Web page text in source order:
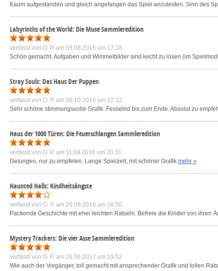
Kaum aufgestanden und gleich angefangen das Spiel anzutesten. Sinn des
Labyrinths of the World: Die Muse Sammleredition
verfasst von O. P. am 05.08.2016 um 17:18
Schön gemacht. Aufgaben und Wimmelbilder sind leicht zu lösen (im
Stray Souls: Das Haus Der Puppen
verfasst von O. P. am 06.10.2016 um 12:12
Sehr schöne stimmungsvolle Grafik. Fesselnd bis zum Ende. Absolut zu
Haus der 1000 Türen: Die Feuerschlangen Sammleredition
verfasst von O. P. am 11.09.2016 um 20:31
Gelungen, nur zu empfelen. Lange Spielzeit, mit schöner Grafik mehr »
Haunted Halls: Kindheitsängste
verfasst von O. P. am 26.09.2016 um 18:50
Packende Geschichte mit eher leichten Rätseln. Befreie die Kinder von ihren
Mystery Trackers: Die vier Asse Sammleredition
verfasst von O. P. am 26.06.2017 um 19:52
Wie auch der Vorgänger, toll gemacht mit ansprechender Grafik und tollen